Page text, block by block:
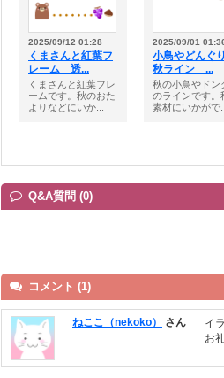
2025/09/12 01:28
くまさんと紅葉フ
レーム 透...
くまさんと紅葉フレ
ームです。秋のおた
よりなどにいか...
2025/09/01
小鳥やどんぐ
秋ライン ...
秋の小鳥やドン
のラインです。
素材にいかがで
Q&A質問 (0)
コメント (1)
ねここ（nekoko） さん
イ
お